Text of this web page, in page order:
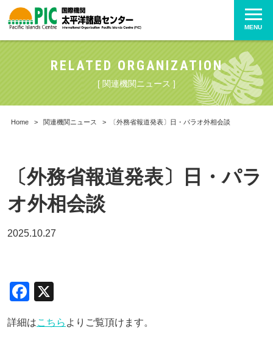
MENU
RELATED ORGANIZATION
[ 関連機関ニュース ]
Home > 関連機関ニュース > 〔外務省報道発表〕日・パラオ外相会談
〔外務省報道発表〕日・パラ
オ外相会談
2025.10.27
F
c
詳細はこちら よりご覧頂けます。